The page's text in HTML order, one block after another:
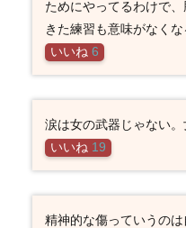
ためにやってるわけで
きた練習も意味がなく
いいね 6
涙は女の武器じゃない
いいね 19
精神的な傷っていうの